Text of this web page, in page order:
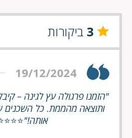
3 ביקורות
19/12/2024
"הזמנו פרגולה עץ לגינה –
ותוצאה מהממת. כל השכנים
אותה!"